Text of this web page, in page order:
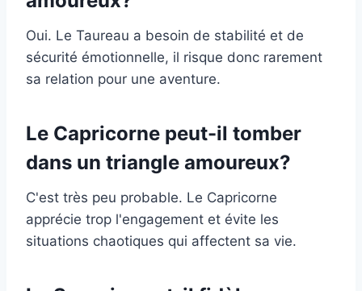
Oui. Le Taureau a besoin de stabilité et de
sécurité émotionnelle, il risque donc rarement
sa relation pour une aventure.
Le Capricorne peut-il tomber
dans un triangle amoureux?
C'est très peu probable. Le Capricorne
apprécie trop l'engagement et évite les
situations chaotiques qui affectent sa vie.